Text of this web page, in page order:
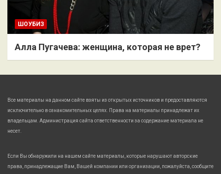
ШОУБИЗ
Алла Пугачева: женщина, которая не врет?
Все материалы на данном сайте взяты из открытых источников и предоставляются
исключительно в ознакомительных целях. Права на материалы принадлежат их
владельцам. Администрация сайта ответственности за содержание материала не
несет.
Если Вы обнаружили на нашем сайте материалы, которые нарушают авторские
права, принадлежащие Вам, Вашей компании или организации, пожалуйста, сообщите